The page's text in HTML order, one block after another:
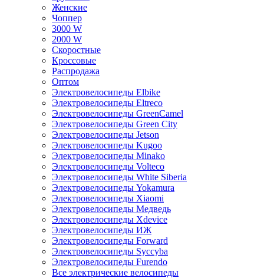
Женские
Чоппер
3000 W
2000 W
Скоростные
Кроссовые
Распродажа
Оптом
Электровелосипеды Elbike
Электровелосипеды Eltreco
Электровелосипеды GreenCamel
Электровелосипеды Green City
Электровелосипеды Jetson
Электровелосипеды Kugoo
Электровелосипеды Minako
Электровелосипеды Volteco
Электровелосипеды White Siberia
Электровелосипеды Yokamura
Электровелосипеды Xiaomi
Электровелосипеды Медведь
Электровелосипеды Xdevice
Электровелосипеды ИЖ
Электровелосипеды Forward
Электровелосипеды Syccyba
Электровелосипеды Furendo
Все электрические велосипеды